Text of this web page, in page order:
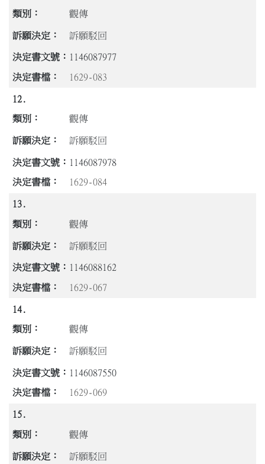
觀傳
訴願駁回
1146087977
1629-083
12.
觀傳
訴願駁回
1146087978
1629-084
13.
觀傳
訴願駁回
1146088162
1629-067
14.
觀傳
訴願駁回
1146087550
1629-069
15.
觀傳
訴願駁回